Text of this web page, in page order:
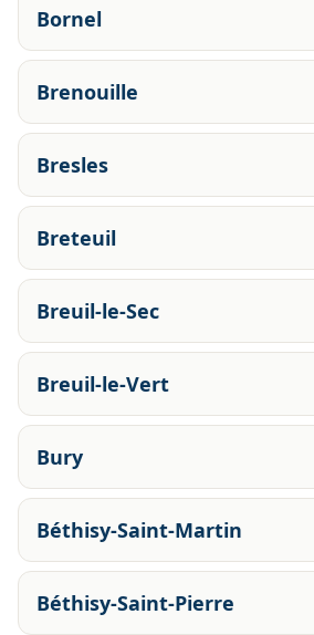
Bornel
Brenouille
Bresles
Breteuil
Breuil-le-Sec
Breuil-le-Vert
Bury
Béthisy-Saint-Martin
Béthisy-Saint-Pierre